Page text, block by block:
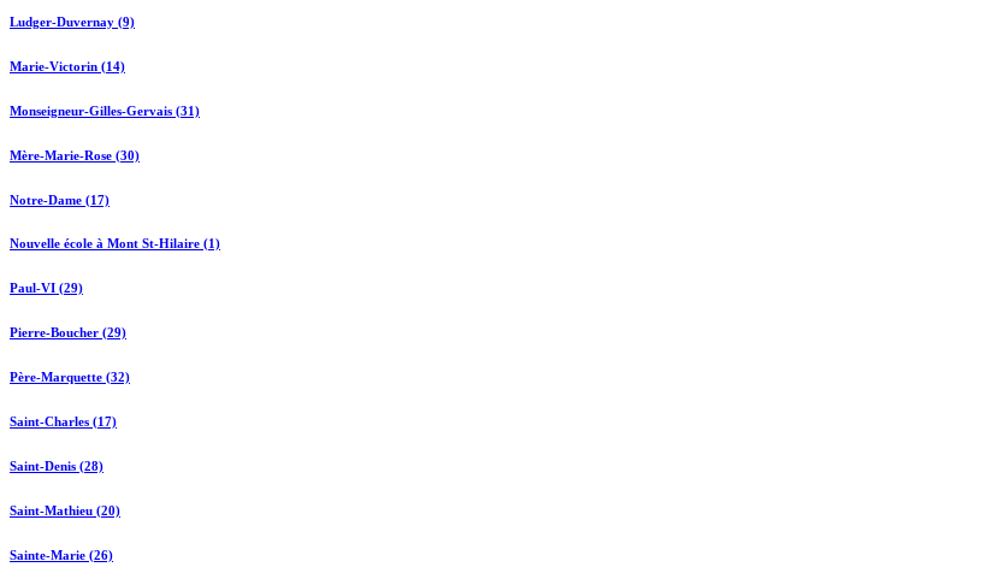
Ludger-Duvernay (9)
Marie-Victorin (14)
Monseigneur-Gilles-Gervais (31)
Mère-Marie-Rose (30)
Notre-Dame (17)
Nouvelle école à Mont St-Hilaire (1)
Paul-VI (29)
Pierre-Boucher (29)
Père-Marquette (32)
Saint-Charles (17)
Saint-Denis (28)
Saint-Mathieu (20)
Sainte-Marie (26)